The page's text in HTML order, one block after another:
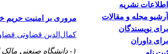
اطلاعات نشریه
آرشیو مجله و مقالات
برای نویسندگان
برای داوران
مروری بر امنیت
کمال‌الدین قضاوتی
۱- دانشگاه صنعتی مالک اشتر